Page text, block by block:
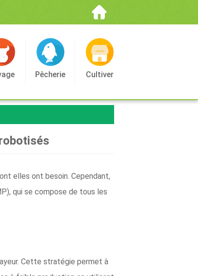
Pêcherie Cultiver
elles ont besoin. Cependant,
qui se compose de tous les
Cette stratégie permet à